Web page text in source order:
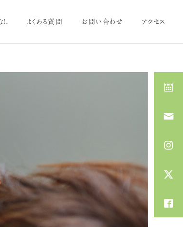
よくある質問 お問い合わせ アクセス
施術内容を見る
養生～お灸で冷えを
い体づくり～
紫外線によるシミ・たるみ予
防に美容鍼